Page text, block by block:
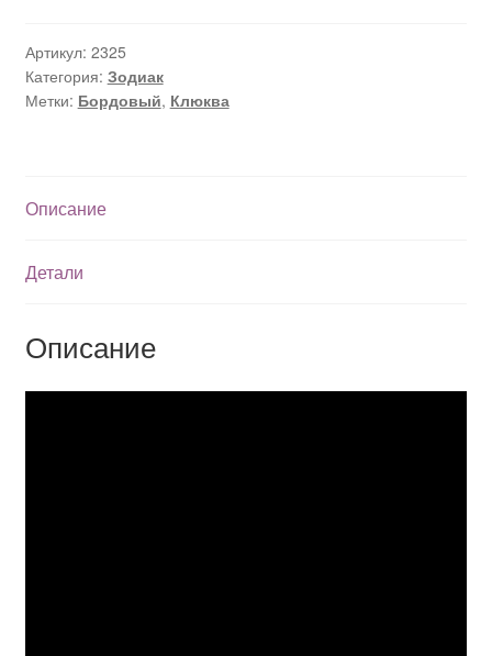
Артикул: 2325
Категория: Зодиак
Метки: Бордовый, Клюква
Описание
Детали
Описание